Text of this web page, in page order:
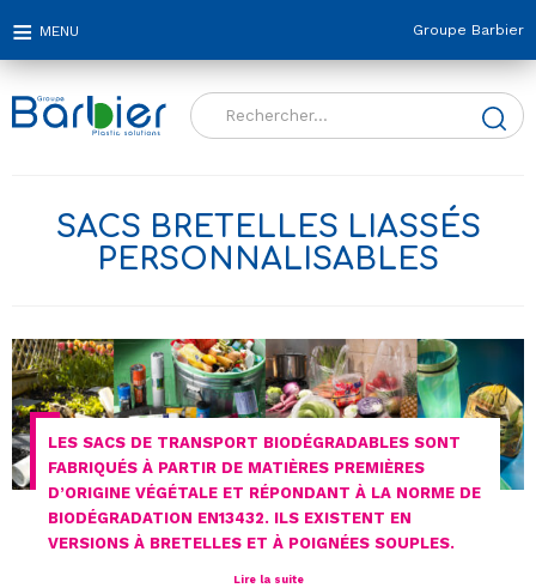
Groupe Barbier
Rechercher :
SACS BRETELLES LIASSÉS
PERSONNALISABLES
LES SACS DE TRANSPORT BIODÉGRADABLES SONT
FABRIQUÉS À PARTIR DE MATIÈRES PREMIÈRES
D’ORIGINE VÉGÉTALE ET RÉPONDANT À LA NORME DE
BIODÉGRADATION EN13432. ILS EXISTENT EN
VERSIONS À BRETELLES ET À POIGNÉES SOUPLES.
Lire la suite